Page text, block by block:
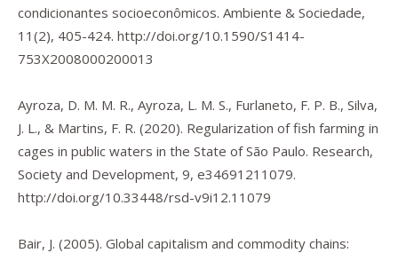
condicionantes socioeconômicos. Ambiente & Sociedade,
11 (2), 405-424. http://doi.org/10.1590/S1414-
753X2008000200013
Ayroza, D. M. M. R., Ayroza, L. M. S., Furlaneto, F. P. B., Silva,
J. L., & Martins, F. R. (2020). Regularization of fish farming in
cages in public waters in the State of São Paulo. Research,
Society and Development, 9, e34691211079.
http://doi.org/10.33448/rsd-v9i12.11079
Bair, J. (2005). Global capitalism and commodity chains: